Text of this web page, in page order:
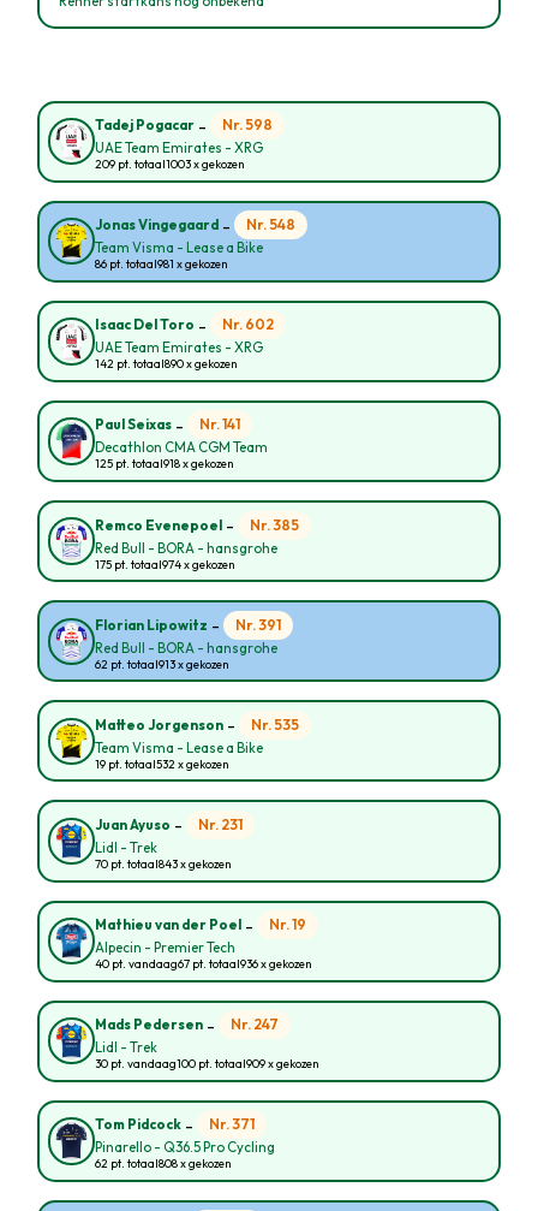
Tadej Pogacar - Nr. 598
UAE Team Emirates - XRG
209 pt. totaal1003 x gekozen
Jonas Vingegaard - Nr. 548
Team Visma - Lease a Bike
86 pt. totaal981 x gekozen
Isaac Del Toro - Nr. 602
UAE Team Emirates - XRG
142 pt. totaal890 x gekozen
Paul Seixas - Nr. 141
Decathlon CMA CGM Team
125 pt. totaal918 x gekozen
Remco Evenepoel - Nr. 385
Red Bull - BORA - hansgrohe
175 pt. totaal974 x gekozen
Florian Lipowitz - Nr. 391
Red Bull - BORA - hansgrohe
62 pt. totaal913 x gekozen
Matteo Jorgenson - Nr. 535
Team Visma - Lease a Bike
19 pt. totaal532 x gekozen
Juan Ayuso - Nr. 231
Lidl - Trek
70 pt. totaal843 x gekozen
Mathieu van der Poel - Nr. 19
Alpecin - Premier Tech
40 pt. vandaag67 pt. totaal936 x gekozen
Mads Pedersen - Nr. 247
Lidl - Trek
30 pt. vandaag100 pt. totaal909 x gekozen
Tom Pidcock - Nr. 371
Pinarello - Q36.5 Pro Cycling
62 pt. totaal808 x gekozen